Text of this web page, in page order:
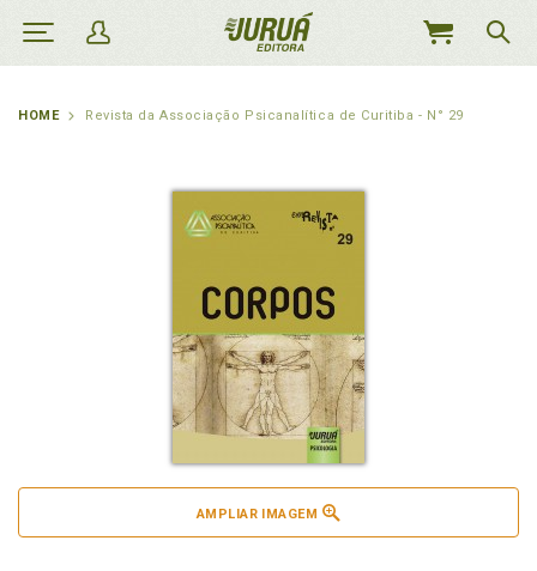
MEU
HOME Revista da Associação Psicanalítica de Curitiba - N° 29
AMPLIAR IMAGEM